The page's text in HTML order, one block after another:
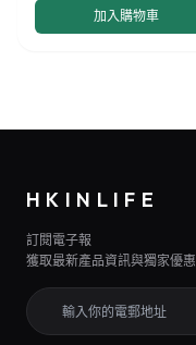
加入購物車
HKINLIFE
訂閱電子報
獲取最新產品資訊與獨家優惠